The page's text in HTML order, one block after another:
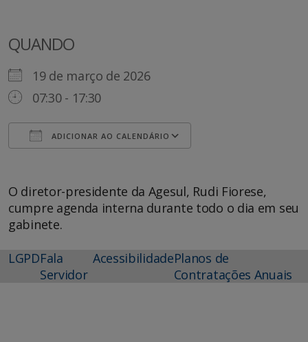
QUANDO
19 de março de 2026
07:30 - 17:30
ADICIONAR AO CALENDÁRIO
O diretor-presidente da Agesul, Rudi Fiorese,
cumpre agenda interna durante todo o dia em seu
gabinete.
LGPDFala
Servidor
AcessibilidadePlanos de
Contratações Anuais